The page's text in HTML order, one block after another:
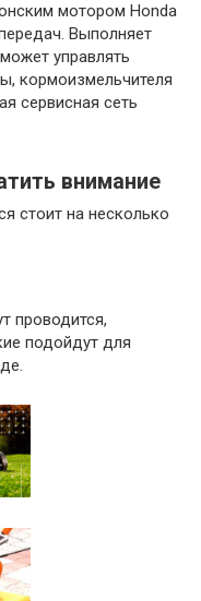
мотором Honda
Выполняет
управлять
кормоизмельчителя
сервисная сеть
внимание
стоит на несколько
проводится,
подойдут для